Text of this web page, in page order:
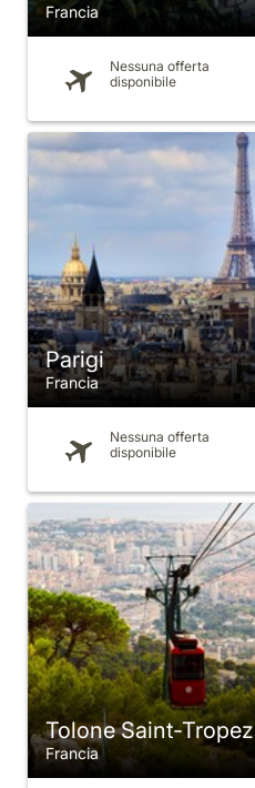
Francia
Nessuna offerta
disponibile
Parigi
Francia
Nessuna offerta
disponibile
Tolone Saint-Tropez
Francia